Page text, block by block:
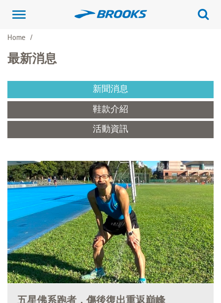
Toggle
Home
最新消息
新聞消息
鞋款介紹
活動資訊
五星佛系跑者，傷後復出重返巔峰